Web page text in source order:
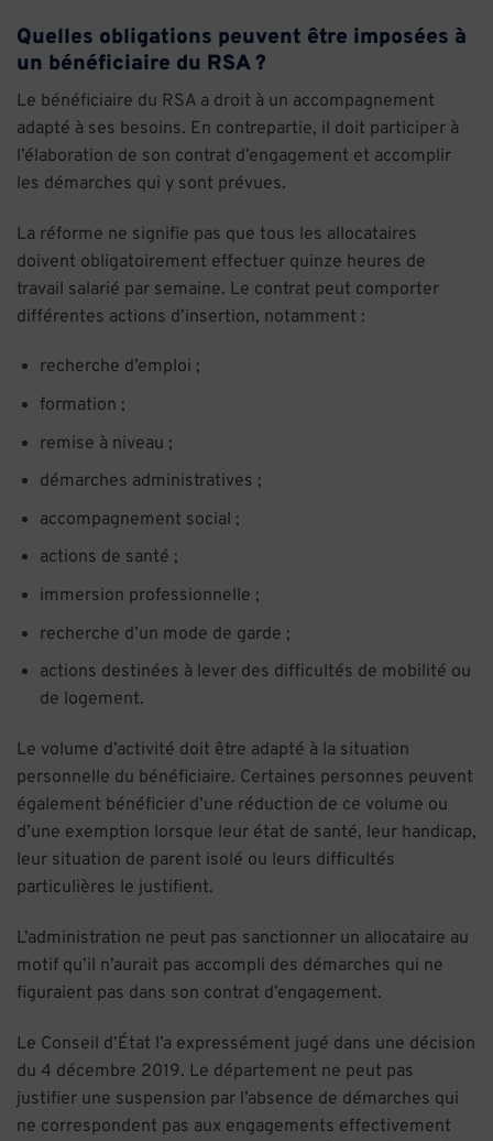
Quelles obligations peuvent être imposées à
un bénéficiaire du RSA ?
Le bénéficiaire du RSA a droit à un accompagnement
adapté à ses besoins. En contrepartie, il doit participer à
l’élaboration de son contrat d’engagement et accomplir
les démarches qui y sont prévues.
La réforme ne signifie pas que tous les allocataires
doivent obligatoirement effectuer quinze heures de
travail salarié par semaine. Le contrat peut comporter
différentes actions d’insertion, notamment :
recherche d’emploi ;
formation ;
remise à niveau ;
démarches administratives ;
accompagnement social ;
actions de santé ;
immersion professionnelle ;
recherche d’un mode de garde ;
actions destinées à lever des difficultés de mobilité ou
de logement.
Le volume d’activité doit être adapté à la situation
personnelle du bénéficiaire. Certaines personnes peuvent
également bénéficier d’une réduction de ce volume ou
d’une exemption lorsque leur état de santé, leur handicap,
leur situation de parent isolé ou leurs difficultés
particulières le justifient.
L’administration ne peut pas sanctionner un allocataire au
motif qu’il n’aurait pas accompli des démarches qui ne
figuraient pas dans son contrat d’engagement.
Le Conseil d’État l’a expressément jugé dans une décision
du 4 décembre 2019. Le département ne peut pas
justifier une suspension par l’absence de démarches qui
ne correspondent pas aux engagements effectivement